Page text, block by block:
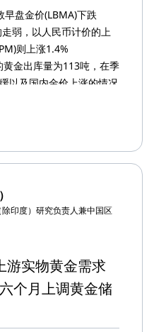
早盘金价(LBMA)下跌
弱，以人民币计价的上
则上涨1.4%
黄金出库量为113吨，在季
以及国内金价上涨的情况
饱受疫情困扰的2022年
ETF资产管理总规模
吨
金储备已达到2,092吨，较
第七个月上涨
外黄金溢价收窄的影响
印度）研究负责人兼中国区
游实物黄金需求
个月上调黄金储